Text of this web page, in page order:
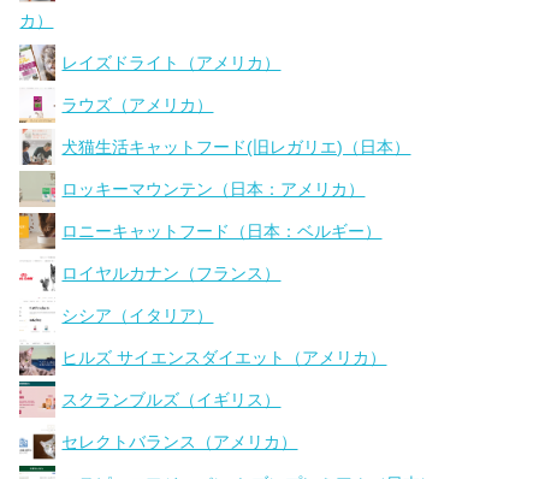
カ）
レイズドライト（アメリカ）
ラウズ（アメリカ）
犬猫生活キャットフード(旧レガリエ)（日本）
ロッキーマウンテン（日本：アメリカ）
ロニーキャットフード（日本：ベルギー）
ロイヤルカナン（フランス）
シシア（イタリア）
ヒルズ サイエンスダイエット（アメリカ）
スクランブルズ（イギリス）
セレクトバランス（アメリカ）